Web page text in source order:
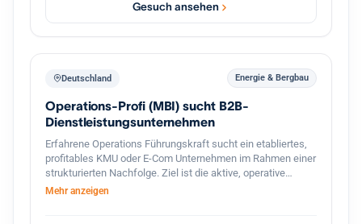
Gesuch ansehen
Deutschland Energie & Bergbau
Operations-Profi (MBI) sucht B2B-
Dienstleistungsunternehmen
Erfahrene Operations Führungskraft sucht ein etabliertes,
profitables KMU oder E-Com Unternehmen im Rahmen einer
strukturierten Nachfolge. Ziel ist die aktive, operative
Übernahme der Geschäftsführung (tätige Beteiligung), die
Mehr anzeigen